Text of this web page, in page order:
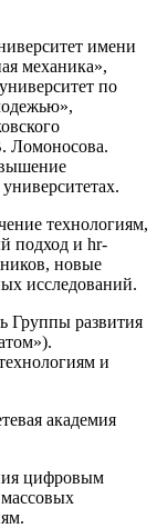
имени
механика»,
по
Ломоносова.
технологиям,
подход и hr-
новые
исследований.
Группы развития
и
академия
цифровым